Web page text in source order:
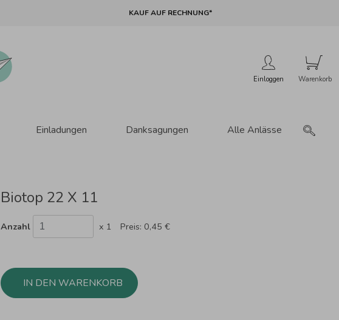
KAUF AUF RECHNUNG*
Einloggen
Einladungen Danksagungen Alle Anlässe
Biotop 22 X 11
Anzahl x 1 Preis: 0,45 €
IN DEN WARENKORB